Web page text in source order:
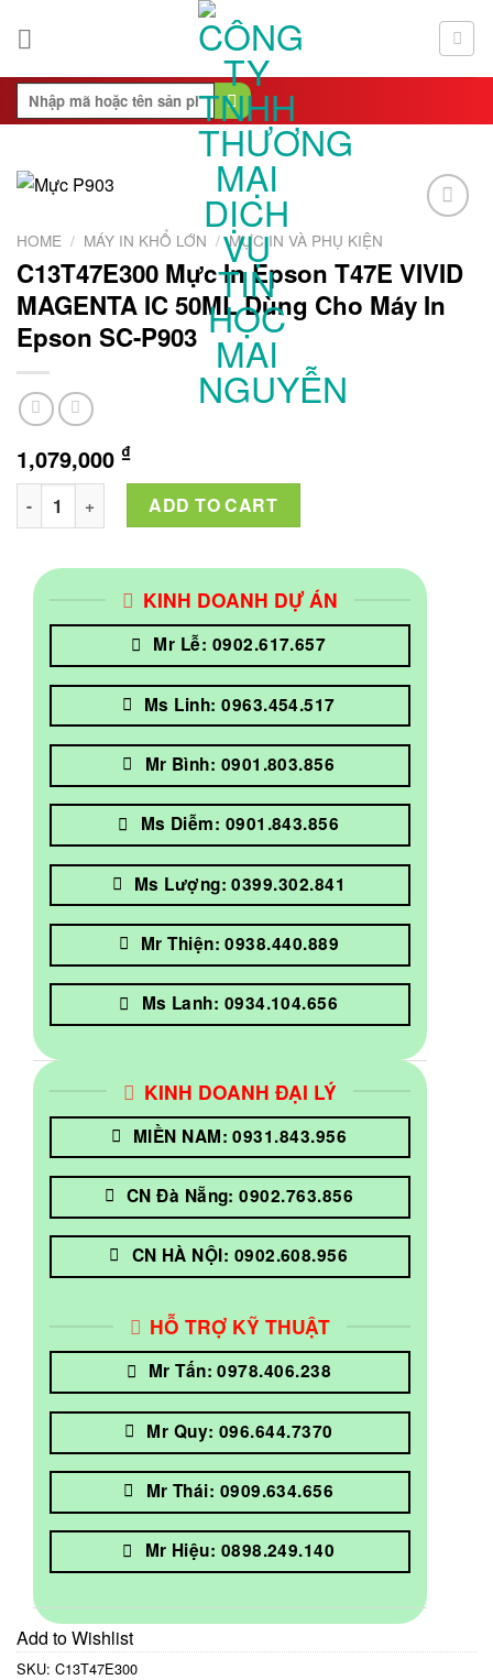
Search
for:
HOME / MÁY IN KHỔ LỚN / MỰC IN VÀ PHỤ KIỆN
C13T47E300 Mực In Epson T47E VIVID
MAGENTA IC 50ML Dùng Cho Máy In
Epson SC-P903
1,079,000 ₫
C13T47E300 Mực In Epson T47E VIVID MAGENTA IC 50ML
ADD TO CART
KINH DOANH DỰ ÁN
Mr Lễ: 0902.617.657
Ms Linh: 0963.454.517
Mr Bình: 0901.803.856
Ms Diễm: 0901.843.856
Ms Lượng: 0399.302.841
Mr Thiện: 0938.440.889
Ms Lanh: 0934.104.656
KINH DOANH ĐẠI LÝ
MIỀN NAM: 0931.843.956
CN Đà Nẵng: 0902.763.856
CN HÀ NỘI: 0902.608.956
HỖ TRỢ KỸ THUẬT
Mr Tấn: 0978.406.238
Mr Quy: 096.644.7370
Mr Thái: 0909.634.656
Mr Hiệu: 0898.249.140
Add to Wishlist
SKU: C13T47E300